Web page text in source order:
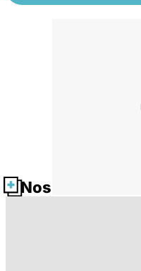
Nos fiches santé